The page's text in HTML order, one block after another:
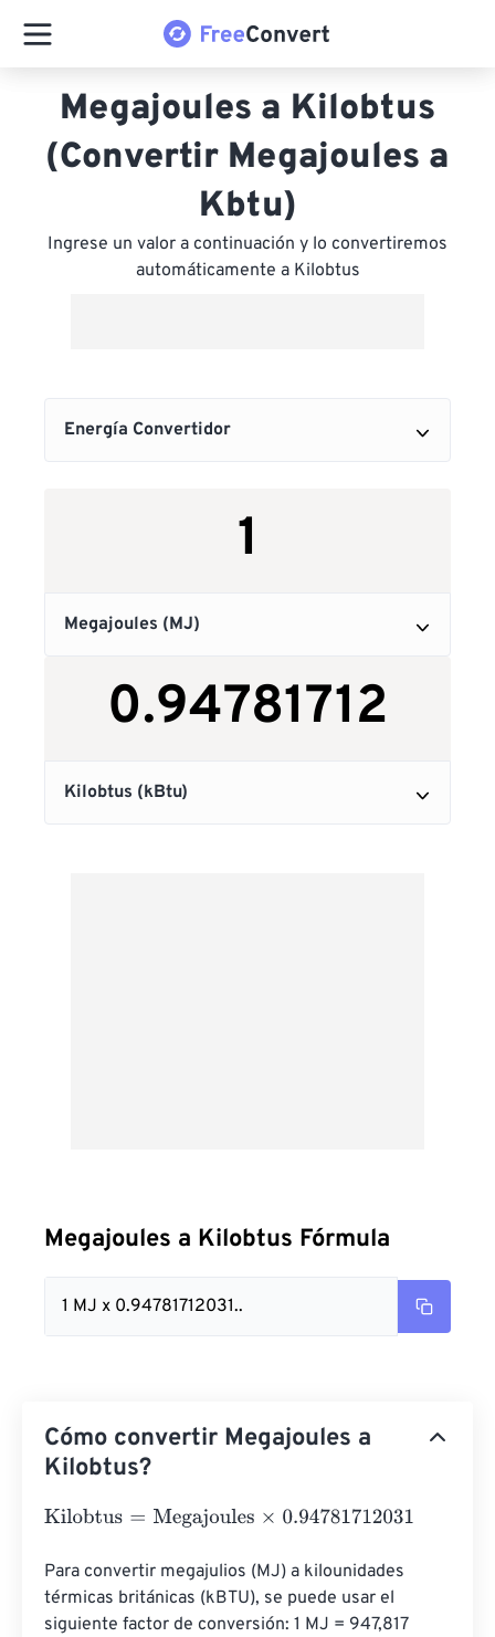
Megajoules a Kilobtus
(Convertir Megajoules a
Kbtu)
Ingrese un valor a continuación y lo convertiremos
automáticamente a Kilobtus
Megajoules a Kilobtus Fórmula
1 MJ x 0.94781712031..
Cómo convertir Megajoules a
Kilobtus?
Kilobtus=Megajoules×0.94781712031
Para convertir megajulios (MJ) a kilounidades
térmicas británicas (kBTU), se puede usar el
siguiente factor de conversión: 1 MJ = 947,817